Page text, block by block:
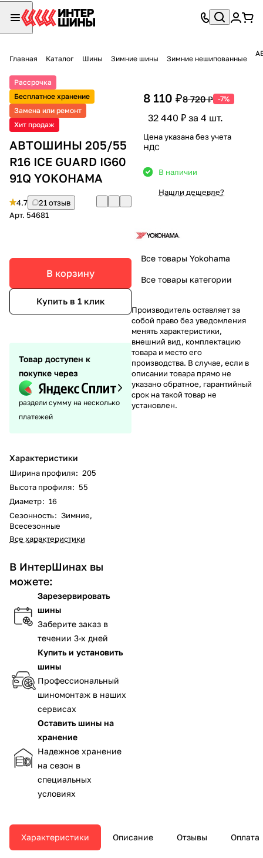
Главная Каталог Шины Зимние шины Зимние нешипованные
Рассрочка
Бесплатное хранение
Замена или ремонт
Хит продаж
АВТОШИНЫ 205/55
R16 ICE GUARD IG60
91Q YOKOHAMA
4.7
21 отзыв
Арт. 54681
В корзину
Купить в 1 клик
Товар доступен к
покупке через
раздели сумму на несколько
платежей
Характеристики
Ширина профиля: 205
Высота профиля: 55
Диаметр: 16
Сезонность: Зимние,
Всесезонные
Все характеристики
В ИнтерШинах вы
можете:
Зарезервировать
шины
Заберите заказ в
течении 3-х дней
Купить и установить
шины
Профессиональный
шиномонтаж в наших
сервисах
Оставить шины на
хранение
Надежное хранение
на сезон в
специальных
условиях
8 110 ₽8 720 ₽ -7%
32 440 ₽ за 4 шт.
Цена указана без учета
НДС
В наличии
Нашли дешевле?
Все товары Yokohama
Все товары категории
Производитель оставляет за
собой право без уведомления
менять характеристики,
внешний вид, комплектацию
товара и место его
производства. В случае, если в
описании товара прямо не
указано обратное, гарантийный
срок на такой товар не
установлен.
Характеристики Описание Отзывы Оплата